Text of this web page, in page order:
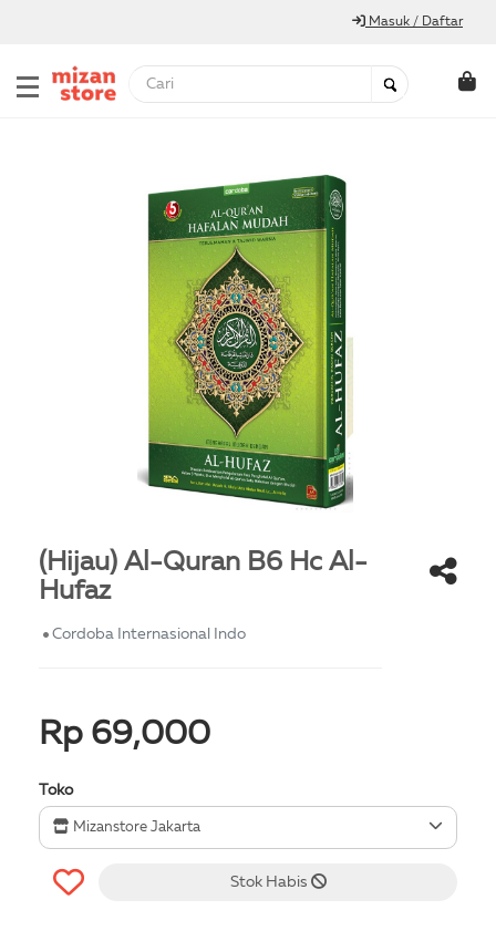
Masuk / Daftar
(Hijau) Al-Quran B6 Hc Al-
Hufaz
Cordoba Internasional Indo
Rp 69,000
Toko
Mizanstore Jakarta
Stok Habis